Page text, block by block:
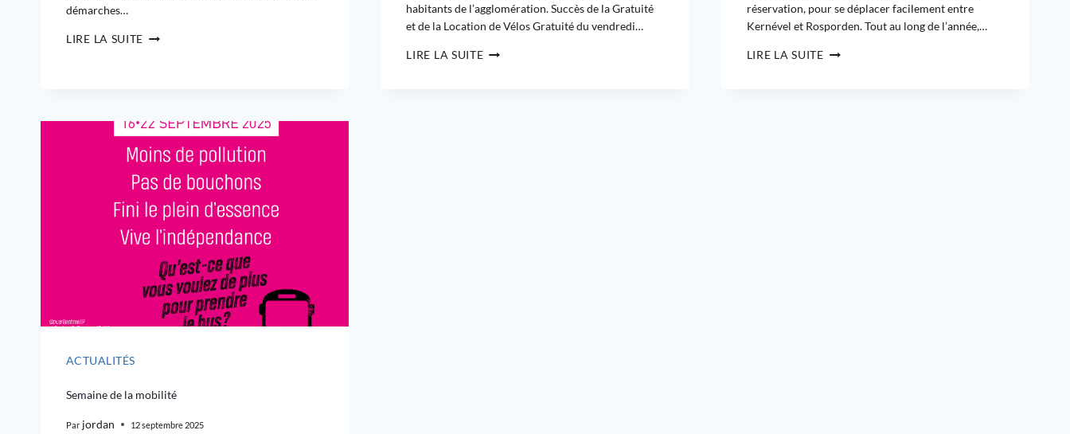
démarches…
LIRE LA SUITE
habitants de l’agglomération. Succès de la Gratuité
et de la Location de Vélos Gratuité du vendredi…
LIRE LA SUITE
réservation, pour se déplacer facilement entre
Kernével et Rosporden. Tout au long de l’année,…
LIRE LA SUITE
ACTUALITÉS
Semaine de la mobilité
Par jordan 12 septembre 2025